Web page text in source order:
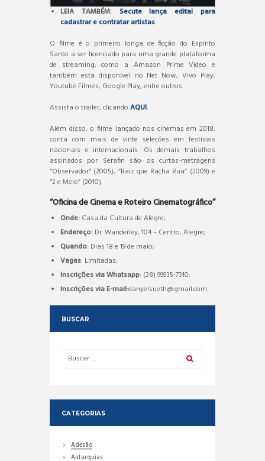
LEIA TAMBÉM: Secute lança edital para
cadastrar e contratar artistas
O filme é o primeiro longa de ficção do Espírito
Santo a ser licenciado para uma grande plataforma
de streaming, como a Amazon Prime Video e
também está disponível no Net Now, Vivo Play,
Youtube Filmes, Google Play, entre outros.
Assista o trailer, clicando AQUI.
Além disso, o filme lançado nos cinemas em 2018,
conta com mais de vinte seleções em festivais
nacionais e internacionais. Os demais trabalhos
assinados por Serafin são os curtas-metragens
“Observador” (2005), “Raiz que Racha Rua” (2009) e
“2 e Meio” (2010).
“Oficina de Cinema e Roteiro Cinematográfico”
Onde: Casa da Cultura de Alegre;
Endereço: Dr. Wanderley, 104 – Centro, Alegre;
Quando: Dias 18 e 19 de maio;
Vagas: Limitadas;
Inscrições via Whatsapp: (28) 99935-7310;
Inscrições via E-mail:danyelsueth@gmail.com.
BUSCAR
CATEGORIAS
Adesão
Autarquias